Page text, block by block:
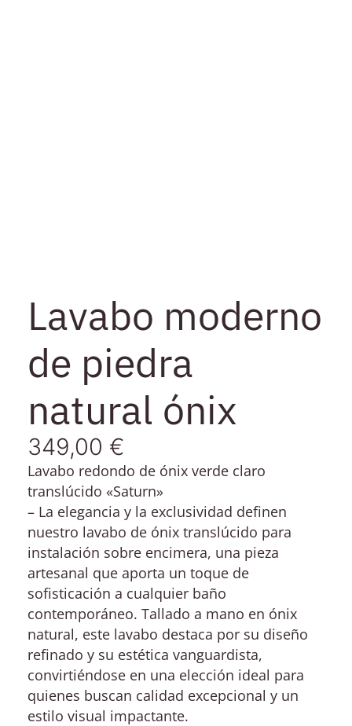
Lavabo moderno
de piedra
natural ónix
349,00 €
Lavabo redondo de ónix verde claro
translúcido «Saturn»
– La elegancia y la exclusividad definen
nuestro lavabo de ónix translúcido para
instalación sobre encimera, una pieza
artesanal que aporta un toque de
sofisticación a cualquier baño
contemporáneo. Tallado a mano en ónix
natural, este lavabo destaca por su diseño
refinado y su estética vanguardista,
convirtiéndose en una elección ideal para
quienes buscan calidad excepcional y un
estilo visual impactante.